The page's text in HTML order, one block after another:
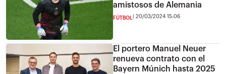
amistosos de Alemania
FÚTBOL 20/03/2024 15:06
El portero Manuel Neuer
renueva contrato con el
Bayern Múnich hasta 2025